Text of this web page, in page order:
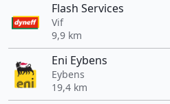
Flash Services
Vif
9,9 km
Eni Eybens
Eybens
19,4 km